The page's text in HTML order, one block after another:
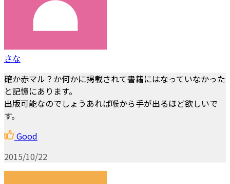
さな
確か赤マル？か何かに掲載されて書籍にはなっていなかった
と記憶にあります。
出版可能なのでしょうあれば喉から手が出るほど欲しいで
す。
Good
2015/10/22